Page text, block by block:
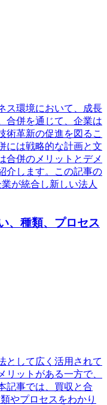
ス環境において、成長
合併を通じて、企業は
術革新の促進を図るこ
には戦略的な計画と文
合併のメリットとデメ
介します。この記事の
が統合し新しい法人
、種類、プロセス
として広く活用されて
ットがある一方で、
記事では、買収と合
やプロセスをわかり